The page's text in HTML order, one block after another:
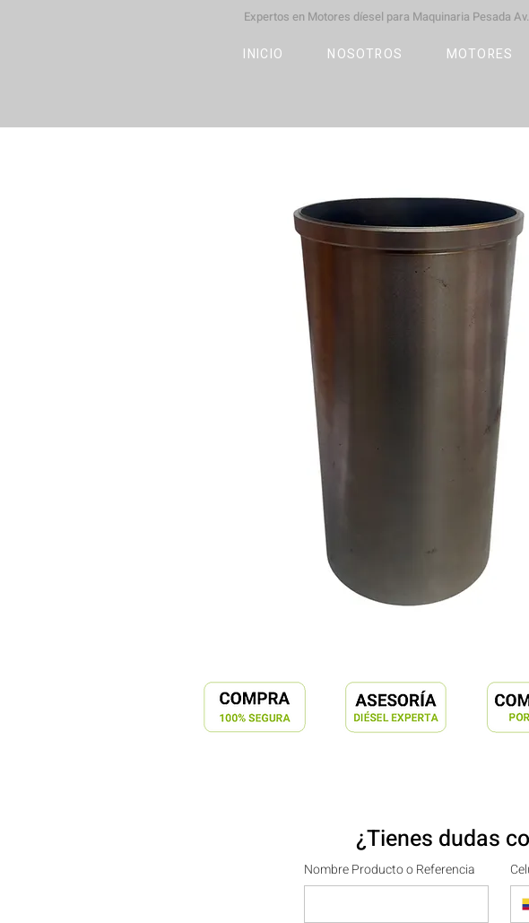
Expertos en Motores díesel para Maquinaria Pesada
INICIO NOSOTROS MOTORES
¿Tienes dudas
Nombre Producto o Referencia